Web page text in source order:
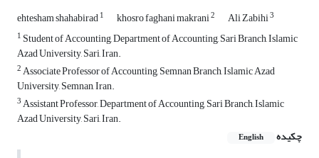
ehtesham shahabirad1 khosro faghani makrani2 Ali Zabihi3
1 Student of Accounting, Department of Accounting, Sari Branch, Islamic
Azad University, Sari, Iran.
2Associate Professor of Accounting, Semnan Branch, Islamic Azad
University, Semnan, Iran.
3Assistant Professor, Department of Accounting, Sari Branch, Islamic
Azad University, Sari, Iran.
چکیده
English